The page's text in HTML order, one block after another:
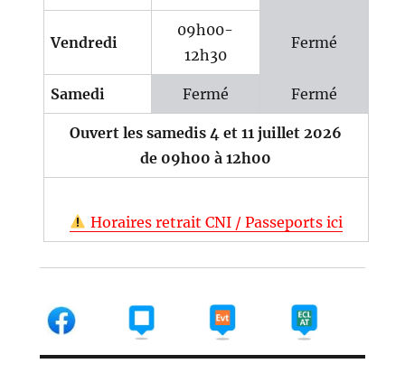
Vendredi
09h00-
12h30
Fermé
Samedi Fermé Fermé
Ouvert les samedis 4 et 11 juillet 2026
de 09h00 à 12h00
Horaires retrait CNI / Passeports ici